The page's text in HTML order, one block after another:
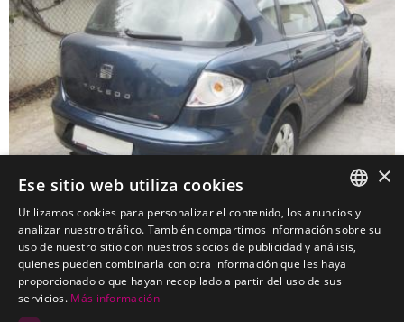
SEAT Toledo Berlina
Kits electricos económicos para SEAT Toledo Berlina
SPANISH
PORTUGUESE
×
Ese sitio web utiliza cookies
Utilizamos cookies para personalizar el contenido, los anuncios y
analizar nuestro tráfico. También compartimos información sobre su
uso de nuestro sitio con nuestros socios de publicidad y análisis,
quienes pueden combinarla con otra información que les haya
proporcionado o que hayan recopilado a partir del uso de sus
servicios. Más información